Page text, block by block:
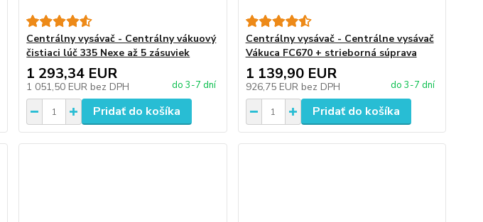
Centrálny vysávač - Centrálny vákuový
čistiaci lúč 335 Nexe až 5 zásuviek
1 293,34 EUR
1 051,50 EUR bez DPH do 3-7 dní
Pridať do košíka
Centrálny vysávač - Centrálne vysávač
Vákuca FC670 + strieborná súprava
1 139,90 EUR
926,75 EUR bez DPH do 3-7 dní
Pridať do košíka